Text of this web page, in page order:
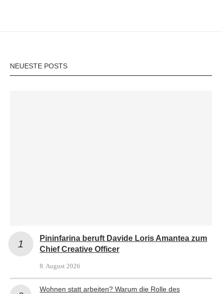
NEUESTE POSTS
Pininfarina beruft Davide Loris Amantea zum
Chief Creative Officer
8. August 2026
Wohnen statt arbeiten? Warum die Rolle des